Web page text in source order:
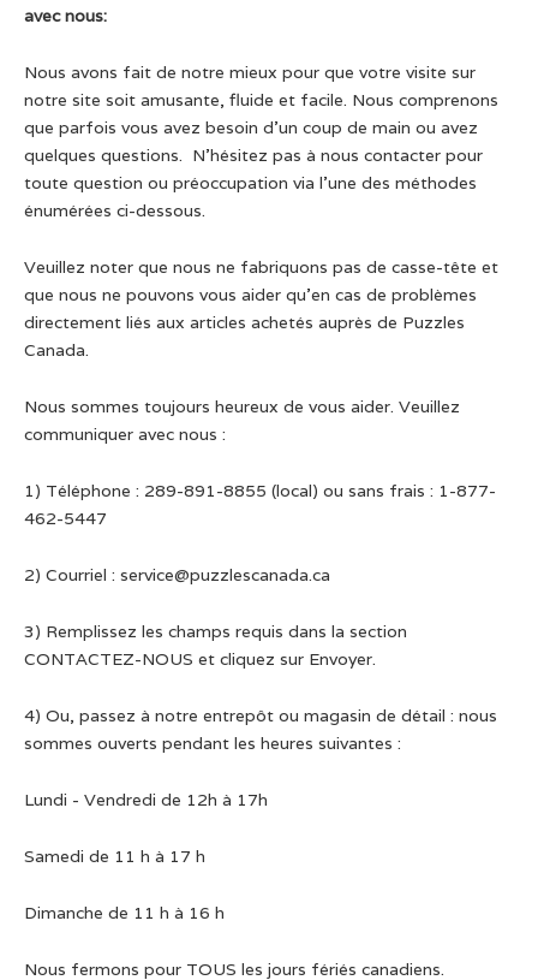
avec nous:
Nous avons fait de notre mieux pour que votre visite sur
notre site soit amusante, fluide et facile. Nous comprenons
que parfois vous avez besoin d’un coup de main ou avez
quelques questions. N’hésitez pas à nous contacter pour
toute question ou préoccupation via l’une des méthodes
énumérées ci-dessous.
Veuillez noter que nous ne fabriquons pas de casse-tête et
que nous ne pouvons vous aider qu’en cas de problèmes
directement liés aux articles achetés auprès de Puzzles
Canada.
Nous sommes toujours heureux de vous aider. Veuillez
communiquer avec nous :
1) Téléphone : 289-891-8855 (local) ou sans frais : 1-877-
462-5447
2) Courriel : service@puzzlescanada.ca
3) Remplissez les champs requis dans la section
CONTACTEZ-NOUS et cliquez sur Envoyer.
4) Ou, passez à notre entrepôt ou magasin de détail : nous
sommes ouverts pendant les heures suivantes :
Lundi - Vendredi de 12h à 17h
Samedi de 11 h à 17 h
Dimanche de 11 h à 16 h
Nous fermons pour TOUS les jours fériés canadiens.